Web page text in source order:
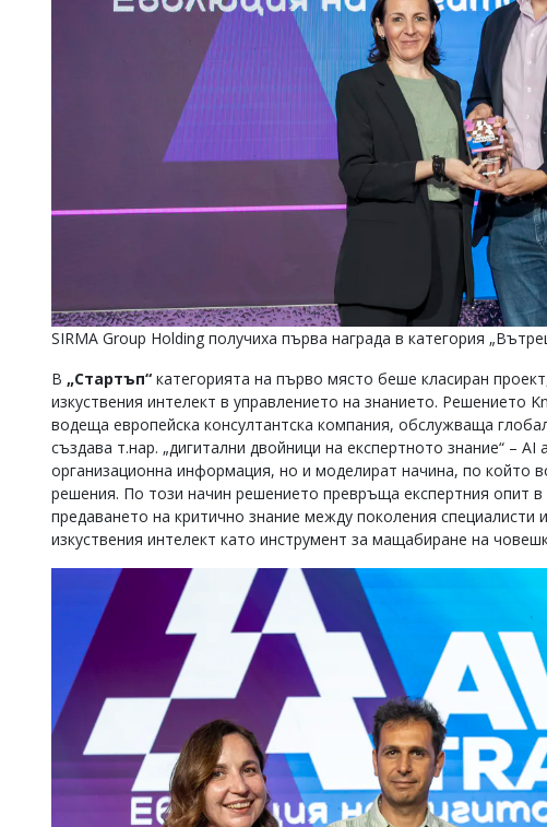
SIRMA Group Holding получиха първа награда в категория
В „Стартъп“ категорията на първо място беше класиран
изкуствения интелект в управлението на знанието. Решението
водеща европейска консултантска компания, обслужваща
създава т.нар. „дигитални двойници на експертното знание“ –
организационна информация, но и моделират начина, по който
решения. По този начин решението превръща експертния опит
предаването на критично знание между поколения
изкуствения интелект като инструмент за мащабиране на